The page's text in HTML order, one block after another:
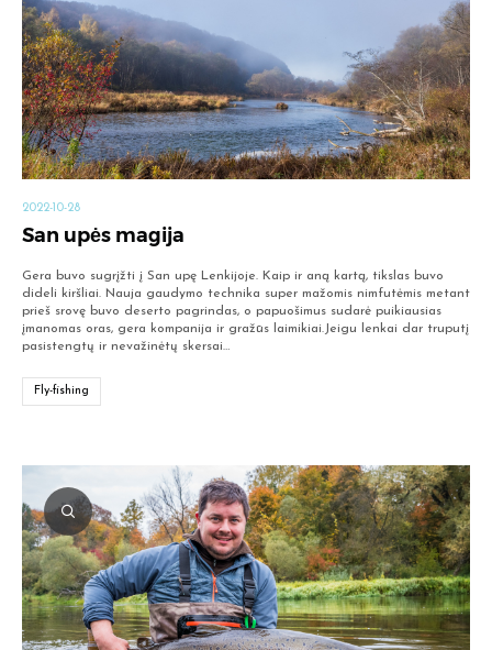
2022-10-28
San upės magija
Gera buvo sugrįžti į San upę Lenkijoje. Kaip ir aną kartą, tikslas buvo
dideli kiršliai. Nauja gaudymo technika super mažomis nimfutėmis metant
prieš srovę buvo deserto pagrindas, o papuošimus sudarė puikiausias
įmanomas oras, gera kompanija ir gražūs laimikiai.Jeigu lenkai dar truputį
pasistengtų ir nevažinėtų skersai…
Fly-fishing